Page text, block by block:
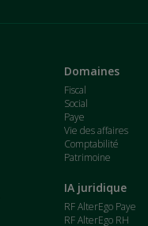
Domaines
Fiscal
Social
Paye
Vie des affaires
Comptabilité
Patrimoine
IA juridique
RF AlterEgo Paye
RF AlterEgo RH